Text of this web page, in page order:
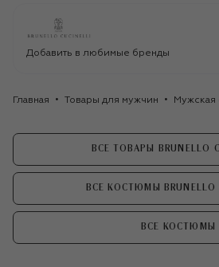
Добавить в любимые бренды
Главная Товары для мужчин Мужская
ВСЕ ТОВАРЫ BRUNELLO
ВСЕ КОСТЮМЫ BRUNELLO
ВСЕ КОСТЮМЫ